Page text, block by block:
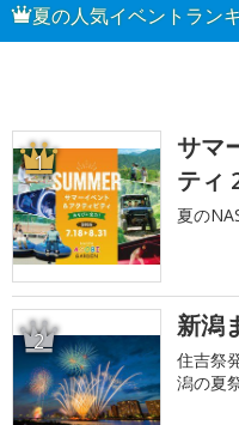
夏の人気イベントラン
1
サマ
ティ
夏の
2 新潟
住吉祭
潟の夏